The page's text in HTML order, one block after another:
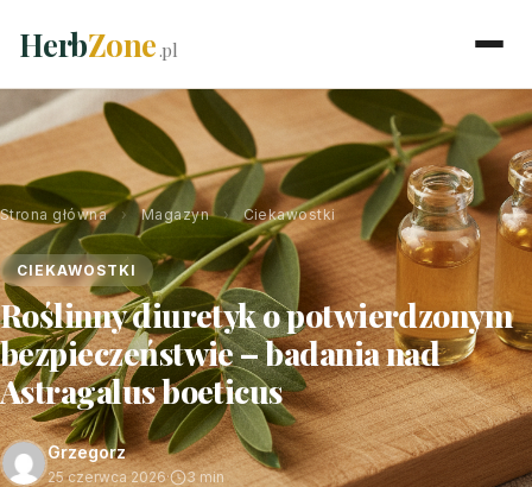
HerbZone.pl
Strona główna › Magazyn › Ciekawostki
CIEKAWOSTKI
Roślinny diuretyk o potwierdzonym
bezpieczeństwie – badania nad
Astragalus boeticus
Grzegorz
25 czerwca 2026· 3 min